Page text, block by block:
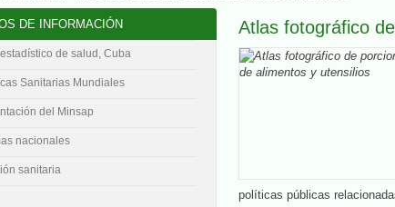
Atlas fotográfico
políticas públicas
DE INFORMACIÓN
de salud, Cuba
Sanitarias Mundiales
del Minsap
nacionales
sanitaria